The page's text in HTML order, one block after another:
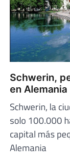
Schwerin,
en Alemania
Schwerin, la
solo 100.000
capital más
Alemania